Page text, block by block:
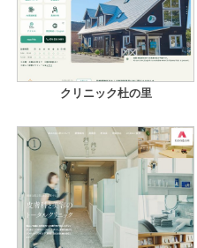
クリニック杜の里